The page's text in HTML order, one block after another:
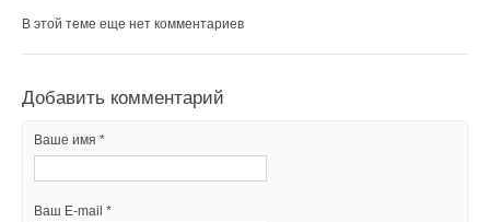
В этой теме еще нет комментариев
Добавить комментарий
Ваше имя *
Ваш E-mail *